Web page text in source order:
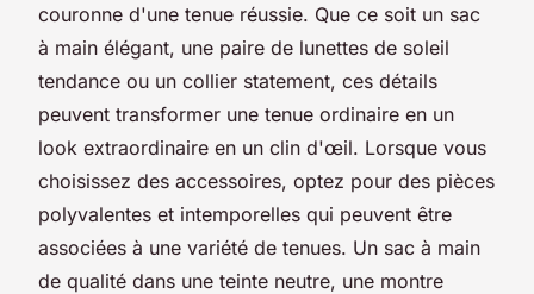
couronne d'une tenue réussie. Que ce soit un sac
à main élégant, une paire de lunettes de soleil
tendance ou un collier statement, ces détails
peuvent transformer une tenue ordinaire en un
look extraordinaire en un clin d'œil. Lorsque vous
choisissez des accessoires, optez pour des pièces
polyvalentes et intemporelles qui peuvent être
associées à une variété de tenues. Un sac à main
de qualité dans une teinte neutre, une montre